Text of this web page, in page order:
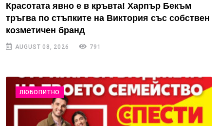
Красотата явно е в кръвта! Харпър Бекъм
тръгва по стъпките на Виктория със собствен
козметичен бранд
AUGUST 08, 2026 791
ЛЮБОПИТНО